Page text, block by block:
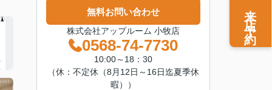
無料お問い合わせ
株式会社アップルーム 小牧店
0568-74-7730
10:00～18：30
（休：不定休（8月12日～16日迄夏季休
暇））
来店予約